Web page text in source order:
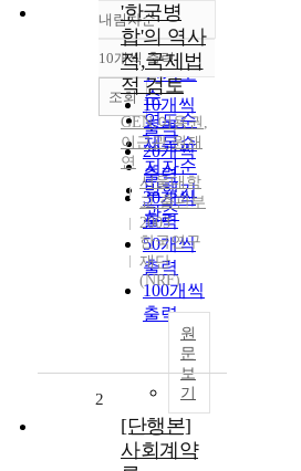
정확도
순
인기도
순
연도순
제목순
저자순
발행기
관순
내림차순
내림차순
10개씩 출력
10개씩
출력
20개씩
출력
30개씩
출력
50개씩
출력
100개씩
출력
조회
'한국병
합'의 역사
적,국제법
적 검토
GEN,이용권 ,
이근관,원재
연
서울대학
교 출판부
2003
한국연구
재단
(NRF)
원
문
보
기
2
[단행본]
사회계약